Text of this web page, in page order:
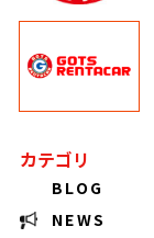
カテゴリ
BLOG
NEWS